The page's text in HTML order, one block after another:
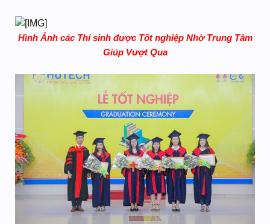
Hình Ảnh các Thí sinh được Tốt nghiệp Nhờ Trung Tâm
Giúp Vượt Qua